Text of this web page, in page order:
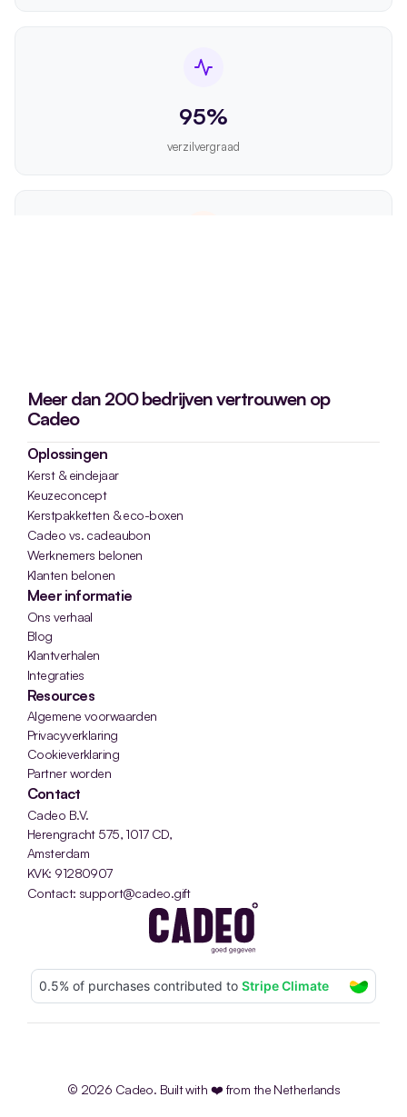
Meer dan 200 bedrijven vertrouwen op
Cadeo
Oplossingen
Kerst & eindejaar
Keuzeconcept
Kerstpakketten & eco-boxen
Cadeo vs. cadeaubon
Werknemers belonen
Klanten belonen
Meer informatie
Ons verhaal
Blog
Klantverhalen
Integraties
Resources
Algemene voorwaarden
Privacyverklaring
Cookieverklaring
Partner worden
Contact
Cadeo B.V.
Herengracht 575, 1017 CD,
Amsterdam
KVK: 91280907
Contact: support@cadeo.gift
© 2026 Cadeo. Built with ❤️ from the Netherlands